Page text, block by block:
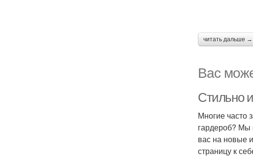
читать дальше →
Вас
Стильно
Многие часто
гардероб? Мы
вас на новые
страницу к